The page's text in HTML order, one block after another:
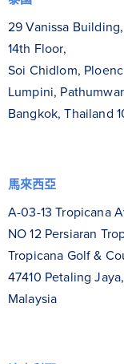
29 Vanissa
14th Floor,
Soi Chidlom,
Lumpini,
Bangkok, Thailand
馬來西亞
A-03-13 Tropicana
NO 12 Persiaran
Tropicana Golf &
47410 Petaling
Malaysia